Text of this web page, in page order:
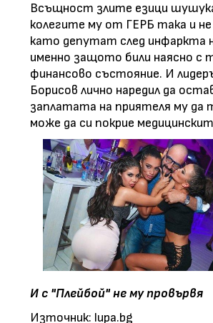
Всъщност злите езици
колегите му от ГЕРБ така и не
като депутат след инфаркта
именно защото били наясно с
финансово състояние. И
Борисов лично наредил да
заплатата на приятеля му да
може да си покрие
И с "Плейбой" не му провървя
Източник: lupa.bg